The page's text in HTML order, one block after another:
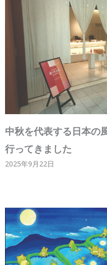
中秋を代表する日本
行ってきました
2025年9月22日